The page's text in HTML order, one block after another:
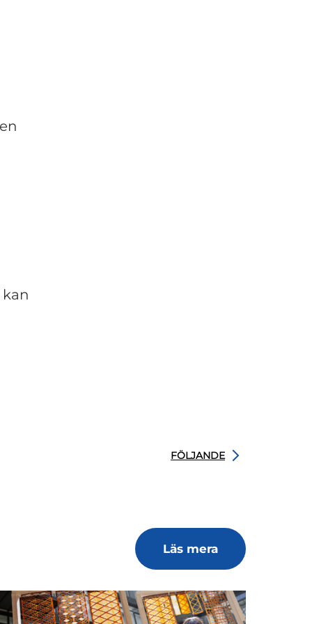
FÖLJANDE
Läs mera